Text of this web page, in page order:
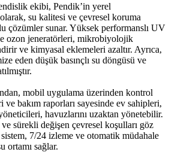
ekibi, Pendik’in yerel
su kalitesi ve çevresel koruma
çözümler sunar. Yüksek performanslı UV
ozon jeneratörleri, mikrobiyolojik
ve kimyasal eklemeleri azaltır. Ayrıca,
eden düşük basınçlı su döngüsü ve
mobil uygulama üzerinden kontrol
bakım raporları sayesinde ev sahipleri,
havuzlarını uzaktan yönetebilir.
sürekli değişen çevresel koşulları göz
7/24 izleme ve otomatik müdahale
ortamı sağlar.